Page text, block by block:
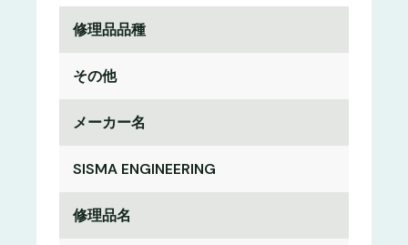
修理品品種
その他
メーカー名
SISMA ENGINEERING
修理品名